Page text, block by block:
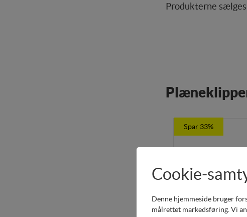
Produkterne
Spar 33%
Cookie-
Denne hjemmeside bruger
målrettet markedsføring. Vi